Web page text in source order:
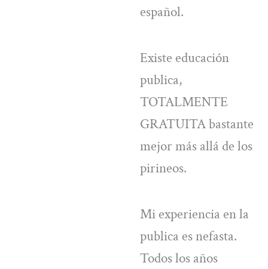
español.
Existe educación
publica,
TOTALMENTE
GRATUITA bastante
mejor más allá de los
pirineos.
Mi experiencia en la
publica es nefasta.
Todos los años